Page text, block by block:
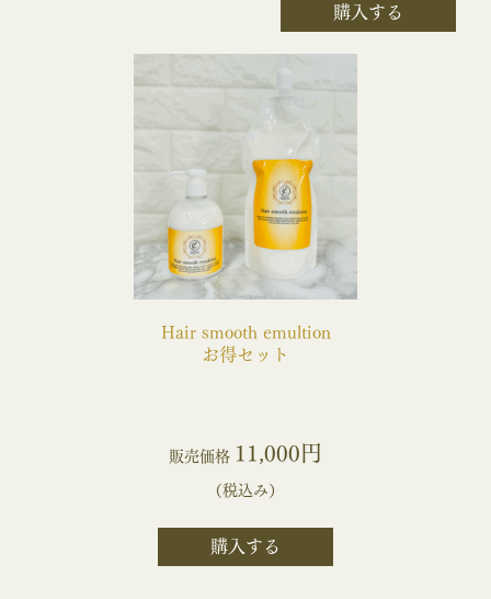
購入する
Hair smooth emultion
お得セット
販売価格 11,000円
（税込み）
購入する